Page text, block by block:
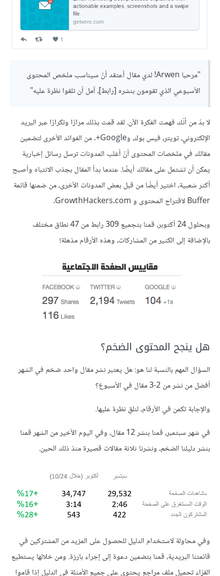
"مرحبا Arwen! لدي مقال أعتقد أنّ سيناسب ملخص المحتوى
الأسبوعي الذي تقومون بنشره [رابط]، آمل أن تلقوا نظرة عليه"
لا بدّ من أنّك فهمت الفكرة الآن. لقد قمت بذلك مرارًا وتكرارًا عبر البريد
الإلكتروني، تويتر، فيس بوك، وGoogle+. من الفوائد الأخرى لتضمين
مقالك في ملخصات المحتوى أنّ أغلب المدونات ترسل رسائل إخبارية
يمكن أن تشتمل على مقالك أيضًا. عندما بدأ المقال بجذب الانتباه وأصبح
أكثر شعبية، اختير أيضًا من قبل بعض المدونات الأخرى، من ضمنها قائمة
Buffer لاقتراح المحتوى و GrowthHackers.com.
وبحلول 24 أكتوبر، قمنا بتجميع 309 رابط من 47 نطاق مختلف
بالإضافة إلى الكثير من المشاركات، وهذه الأرقام مذهلة!
هل ينجح المحتوى الضخم؟
السؤال المهم بالنسبة لنا هو: هل يعتبر نشر مقال واحد ضخم في الشهر
أفضل من نشر من 2-3 مقال في الأسبوع؟
والإجابة تكمن في الأرقام، لنلقِ نظرة عليها.
في شهر سبتمبر، قمنا بنشر 12 مقال، وفي اليوم الأخير من الشهر قمنا
بنشر دليلنا الضخم، ونشرنا ثلاثة مقالات قصيرة منذ ذلك الحين.
وفي محاولة لاستخدام الدليل للحصول على المزيد من المشتركين في
قائمتنا البريدية، قمنا بتضمين دعوة إلى إجراء بارزة. ومن خلالها يستطيع
القرّاء تحميل ملف مراجع يحتوي على جميع الأمثلة في الدليل إذا قاموا